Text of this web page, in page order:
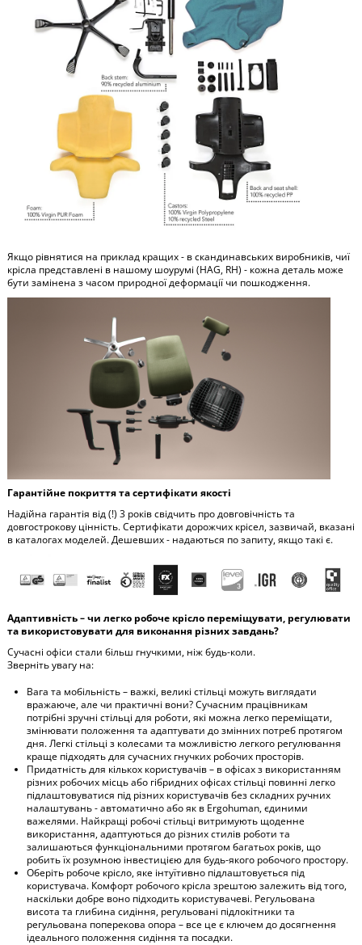
Якщо рівнятися на приклад кращих - в скандинавських виробників, чиї
крісла представлені в нашому шоурумі (HAG, RH) - кожна деталь може
бути замінена з часом природної деформації чи пошкодження.
Гарантійне покриття та сертифікати якості
Надійна гарантія від (!) 3 років свідчить про довговічність та
довгострокову цінність. Сертифікати дорожчих крісел, зазвичай, вказані
в каталогах моделей. Дешевших - надаються по запиту, якщо такі є.
Адаптивність – чи легко робоче крісло переміщувати, регулювати
та використовувати для виконання різних завдань?
Сучасні офіси стали більш гнучкими, ніж будь-коли.
Зверніть увагу на:
Вага та мобільність – важкі, великі стільці можуть виглядати
вражаюче, але чи практичні вони? Сучасним працівникам
потрібні зручні стільці для роботи, які можна легко переміщати,
змінювати положення та адаптувати до змінних потреб протягом
дня. Легкі стільці з колесами та можливістю легкого регулювання
краще підходять для сучасних гнучких робочих просторів.
Придатність для кількох користувачів – в офісах з використанням
різних робочих місць або гібридних офісах стільці повинні легко
підлаштовуватися під різних користувачів без складних ручних
налаштувань - автоматично або як в Ergohuman, єдиними
важелями. Найкращі робочі стільці витримують щоденне
використання, адаптуються до різних стилів роботи та
залишаються функціональними протягом багатьох років, що
робить їх розумною інвестицією для будь-якого робочого простору.
Оберіть робоче крісло, яке інтуїтивно підлаштовується під
користувача. Комфорт робочого крісла зрештою залежить від того,
наскільки добре воно підходить користувачеві. Регульована
висота та глибина сидіння, регульовані підлокітники та
регульована поперекова опора – все це є ключем до досягнення
ідеального положення сидіння та посадки.